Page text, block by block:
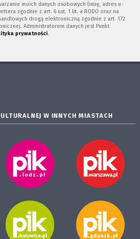
moich danych osobowych (imię, adres e-
zgodnie z art. 6 ust. 1 lit. a RODO oraz na
drogą elektroniczną zgodnie z art. 172
Administratorem danych jest Punkt
prywatności.
W INNYCH MIASTACH